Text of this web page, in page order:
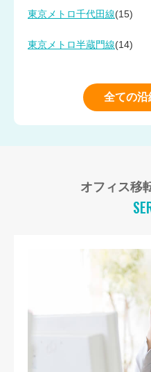
東京メトロ千代田線(15)
東京メトロ半蔵門線(14)
全ての
オフィス移